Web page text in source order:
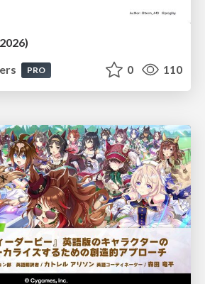
PRO 0 110